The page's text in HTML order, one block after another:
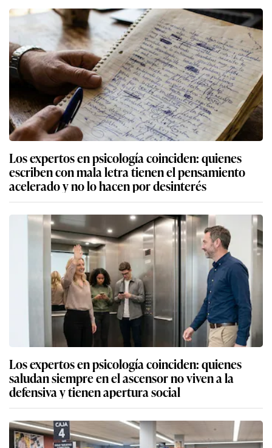
Los expertos en psicología coinciden: quienes
escriben con mala letra tienen el pensamiento
acelerado y no lo hacen por desinterés
Los expertos en psicología coinciden: quienes
saludan siempre en el ascensor no viven a la
defensiva y tienen apertura social